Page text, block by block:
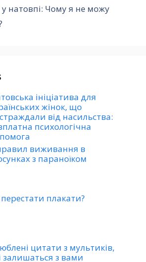
у натовпі: Чому я не можу
ініціатива для
жінок, що
від насильства:
психологічна
виживання в
з параноїком
плакати?
цитати з мультиків,
залишаться з вами